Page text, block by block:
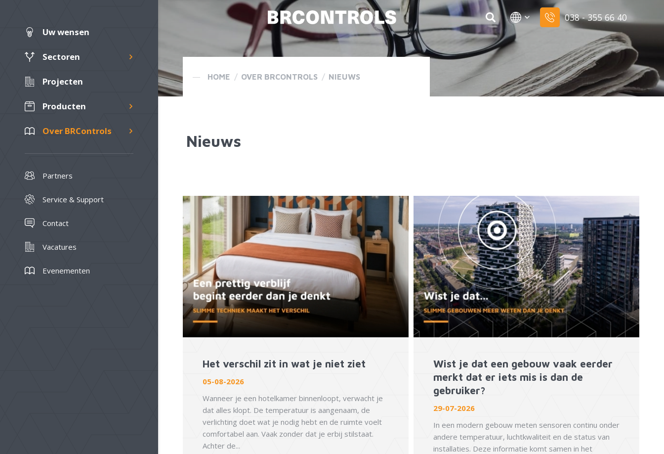
038 - 355 66 40
HOME / OVER BRCONTROLS / NIEUWS
Nieuws
Het verschil zit in wat je niet ziet
05-08-2026
Wanneer je een hotelkamer binnenloopt, verwacht je
dat alles klopt. De temperatuur is aangenaam, de
verlichting doet wat je nodig hebt en de ruimte voelt
comfortabel aan. Vaak zonder dat je erbij stilstaat.
Achter de...
Wist je dat een gebouw vaak eerder
merkt dat er iets mis is dan de
gebruiker?
29-07-2026
In een modern gebouw meten sensoren continu onder
andere temperatuur, luchtkwaliteit en de status van
installaties. Deze informatie komt samen in het
Uw wensen
Sectoren
Projecten
Producten
Over BRControls
Partners
Service & Support
Contact
Vacatures
Evenementen